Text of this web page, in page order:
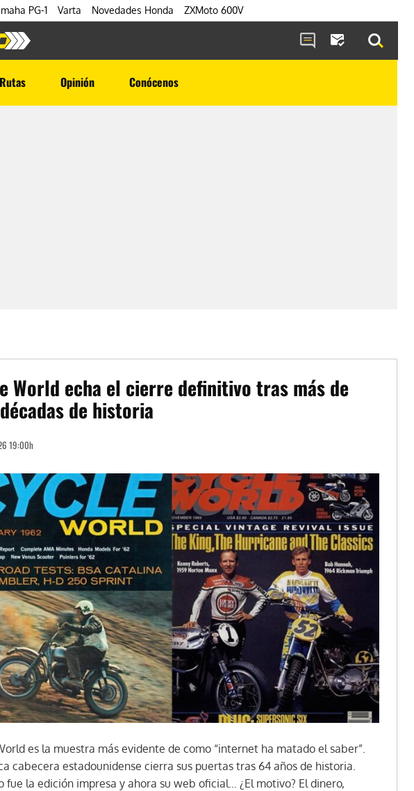
PG-1 Varta Novedades Honda ZXMoto 600V
Rutas Opinión Conócenos
World echa el cierre definitivo tras más de
de historia
19:00h
es la muestra más evidente de como “internet ha matado el saber”.
cabecera estadounidense cierra sus puertas tras 64 años de historia.
fue la edición impresa y ahora su web oficial… ¿El motivo? El dinero,